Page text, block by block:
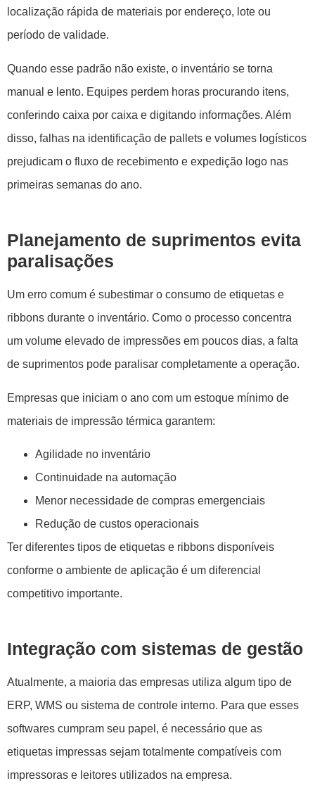
localização rápida de materiais por endereço, lote ou
período de validade.
Quando esse padrão não existe, o inventário se torna
manual e lento. Equipes perdem horas procurando itens,
conferindo caixa por caixa e digitando informações. Além
disso, falhas na identificação de pallets e volumes logísticos
prejudicam o fluxo de recebimento e expedição logo nas
primeiras semanas do ano.
Planejamento de suprimentos evita
paralisações
Um erro comum é subestimar o consumo de etiquetas e
ribbons durante o inventário. Como o processo concentra
um volume elevado de impressões em poucos dias, a falta
de suprimentos pode paralisar completamente a operação.
Empresas que iniciam o ano com um estoque mínimo de
materiais de impressão térmica garantem:
Agilidade no inventário
Continuidade na automação
Menor necessidade de compras emergenciais
Redução de custos operacionais
Ter diferentes tipos de etiquetas e ribbons disponíveis
conforme o ambiente de aplicação é um diferencial
competitivo importante.
Integração com sistemas de gestão
Atualmente, a maioria das empresas utiliza algum tipo de
ERP, WMS ou sistema de controle interno. Para que esses
softwares cumpram seu papel, é necessário que as
etiquetas impressas sejam totalmente compatíveis com
impressoras e leitores utilizados na empresa.